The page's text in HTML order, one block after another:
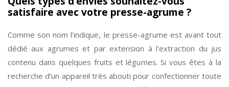
satisfaire avec votre presse-agrume ?
Comme son nom l’indique, le presse-agrume est avant tout
dédié aux agrumes et par extension à l’extraction du jus
contenu dans quelques fruits et légumes. Si vous êtes à la
recherche d’un appareil très abouti pour confectionner toute